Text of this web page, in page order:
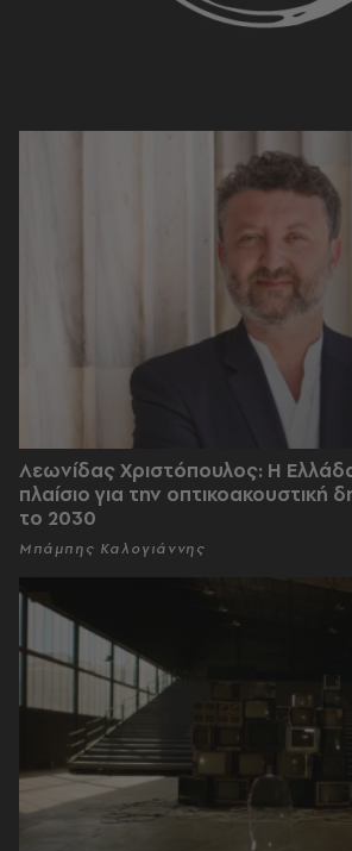
Λεωνίδας Χριστόπουλος: Η
πλαίσιο για την οπτικοακουστική
το 2030
Μπάμπης Καλογιάννης